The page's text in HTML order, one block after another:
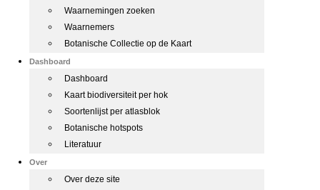
Waarnemingen zoeken
Waarnemers
Botanische Collectie op de Kaart
Dashboard
Dashboard
Kaart biodiversiteit per hok
Soortenlijst per atlasblok
Botanische hotspots
Literatuur
Over
Over deze site